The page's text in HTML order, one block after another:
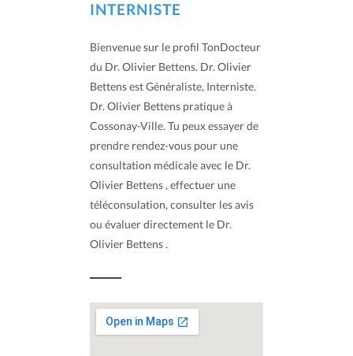
INTERNISTE
Bienvenue sur le profil TonDocteur
du Dr. Olivier Bettens. Dr. Olivier
Bettens est Généraliste, Interniste.
Dr. Olivier Bettens pratique à
Cossonay-Ville. Tu peux essayer de
prendre rendez-vous pour une
consultation médicale avec le Dr.
Olivier Bettens , effectuer une
téléconsulation, consulter les avis
ou évaluer directement le Dr.
Olivier Bettens .